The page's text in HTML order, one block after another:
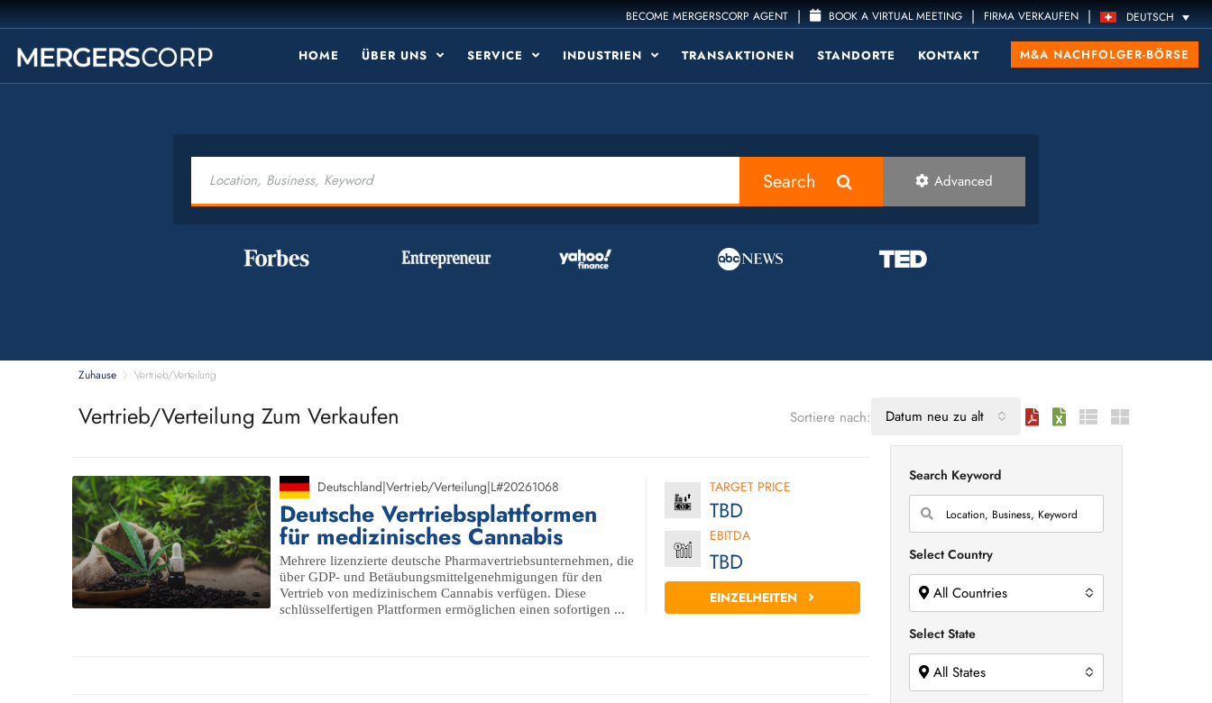
BECOME MERGERSCORP AGENT | BOOK A VIRTUAL MEETING | FIRMA VERKAUFEN | DEUTSCH
HOME ÜBER UNS SERVICE INDUSTRIEN TRANSAKTIONEN STANDORTE KONTAKT M&A NACHFOLGER-BÖRSE
Search Advanced
Zuhause Vertrieb/Verteilung
Vertrieb/Verteilung Zum Verkaufen Sortiere nach: Datum neu zu alt
Deutschland|Vertrieb/Verteilung|L#20261068
Deutsche Vertriebsplattformen
für medizinisches Cannabis
Mehrere lizenzierte deutsche Pharmavertriebsunternehmen, die
über GDP- und Betäubungsmittelgenehmigungen für den
Vertrieb von medizinischem Cannabis verfügen. Diese
schlüsselfertigen Plattformen ermöglichen einen sofortigen ...
TARGET PRICE
TBD
EBITDA
TBD
EINZELHEITEN
Search Keyword
Select Country
All Countries
Select State
All States